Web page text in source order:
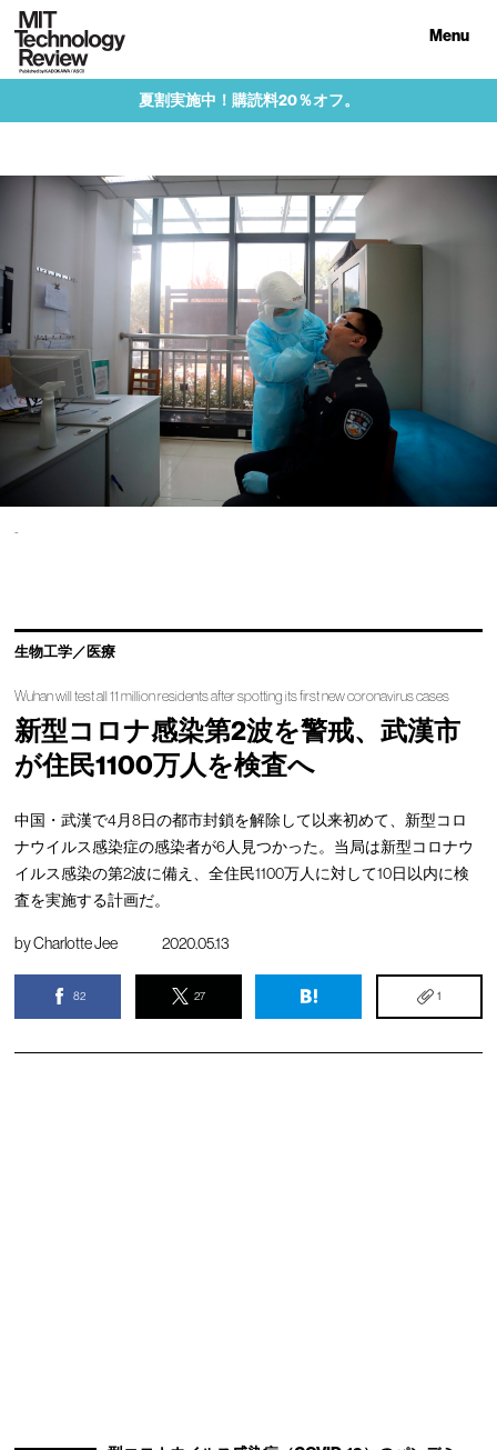
Menu
夏割実施中！購読料20％オフ。
-
生物工学／医療
Wuhan will test all 11 million residents after spotting its first new coronavirus cases
新型コロナ感染第2波を警戒、武漢市
が住民1100万人を検査へ
中国・武漢で4月8日の都市封鎖を解除して以来初めて、新型コロ
ナウイルス感染症の感染者が6人見つかった。当局は新型コロナウ
イルス感染の第2波に備え、全住民1100万人に対して10日以内に検
査を実施する計画だ。
byCharlotte Jee 2020.05.13
82 27 1